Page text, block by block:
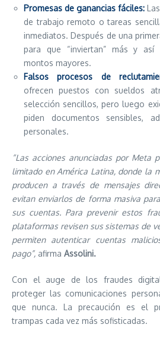
Promesas de ganancias fáciles:
de trabajo remoto o tareas
inmediatos. Después de una
para que “inviertan” más y así
montos mayores.
Falsos procesos de
ofrecen puestos con sueldos
selección sencillos, pero luego
piden documentos sensibles,
personales.
“Las acciones anunciadas por Meta
limitado en América Latina, donde la
producen a través de mensajes
evitan enviarlos de forma masiva
sus cuentas. Para prevenir estos
plataformas revisen sus sistemas de
permiten autenticar cuentas
pago”, afirma Assolini.
Con el auge de los fraudes
proteger las comunicaciones
que nunca. La precaución es el
trampas cada vez más sofisticadas.